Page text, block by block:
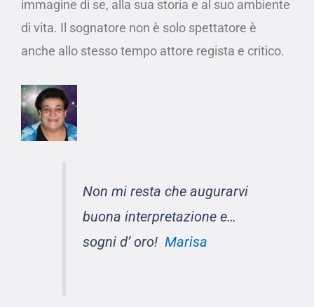
immagine di se, alla sua storia e al suo ambiente
di vita. Il sognatore non è solo spettatore è
anche allo stesso tempo attore regista e critico.
Non mi resta che augurarvi
buona interpretazione e…
sogni d’ oro!Marisa